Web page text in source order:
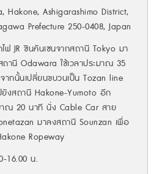
Hakone, Ashigarashimo District,
Prefecture 250-0408, Japan
ฟ JR ชินคันเซนจากสถานี Tokyo มา
านี Odawara ใช้เวลาประมาณ 35
ากนั้นเปลี่ยนขบวนเป็น Tozan line
ยังสถานี Hakone-Yumoto อีก
าณ 20 นาที นั่ง Cable Car สาย
มาลงสถานี Sounzan เพื่อ
Ropeway
16.00 น.